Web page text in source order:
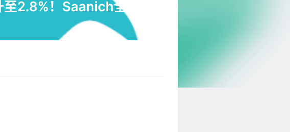
2.8%！Saanich全新公交